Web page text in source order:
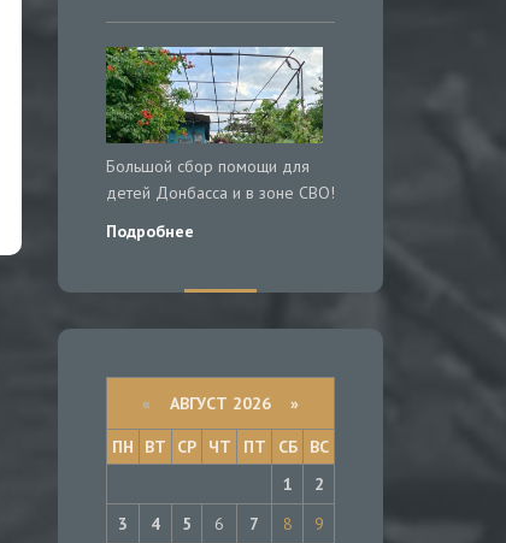
Большой сбор помощи для
детей Донбасса и в зоне СВО!
Подробнее
« АВГУСТ 2026 »
ПН
ВТ СР ЧТ ПТ СБ
ВС
1
2
3
4 5 6 7 8
9